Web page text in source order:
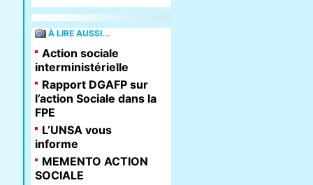
À LIRE AUSSI...
Action sociale
interministérielle
Rapport DGAFP sur
l’action Sociale dans la
FPE
L’UNSA vous
informe
MEMENTO ACTION
SOCIALE